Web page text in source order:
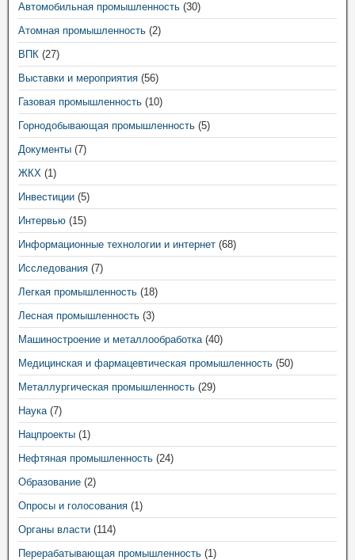
Автомобильная промышленность (30)
Атомная промышленность (2)
ВПК (27)
Выставки и мероприятия (56)
Газовая промышленность (10)
Горнодобывающая промышленность (5)
Документы (7)
ЖКХ (1)
Инвестиции (5)
Интервью (15)
Информационные технологии и интернет (68)
Исследования (7)
Легкая промышленность (18)
Лесная промышленность (3)
Машиностроение и металлообработка(40)
Медицинская и фармацевтическая промышленность (50)
Металлургическая промышленность (29)
Наука(7)
Нацпроекты (1)
Нефтяная промышленность (24)
Образование (2)
Опросы и голосования (1)
Органы власти (114)
Перерабатывающая промышленность (1)